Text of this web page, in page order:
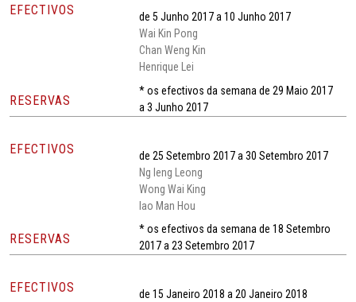
EFECTIVOS
de 5 Junho 2017 a 10 Junho 2017
Wai Kin Pong
Chan Weng Kin
Henrique Lei
RESERVAS
* os efectivos da semana de 29 Maio 2017
a 3 Junho 2017
EFECTIVOS
de 25 Setembro 2017 a 30 Setembro 2017
Ng Ieng Leong
Wong Wai King
Iao Man Hou
RESERVAS
* os efectivos da semana de 18 Setembro
2017 a 23 Setembro 2017
EFECTIVOS
de 15 Janeiro 2018 a 20 Janeiro 2018